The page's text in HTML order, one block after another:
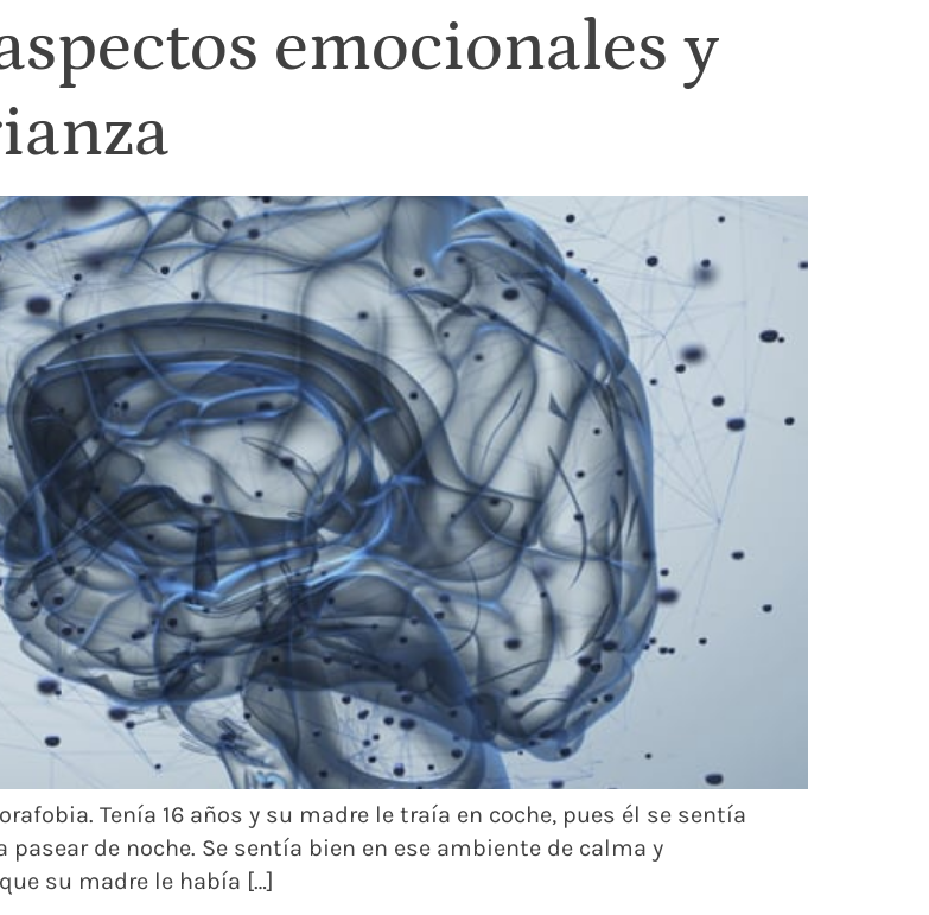
emocionales y
Tenía 16 años y su madre le traía en coche, pues él se sentía
de noche. Se sentía bien en ese ambiente de calma y
su madre le había […]